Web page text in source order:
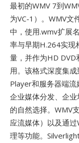
最初的WMV 7到
为VC-1）。WMV文
中，使用.wmv扩展
率与早期H.264实现
量，并作为HD DVD
用。该格式深度集
Player和服务器端
企业媒体分发、企
的自然选择。WMV
应流媒体）以及通
理等功能。